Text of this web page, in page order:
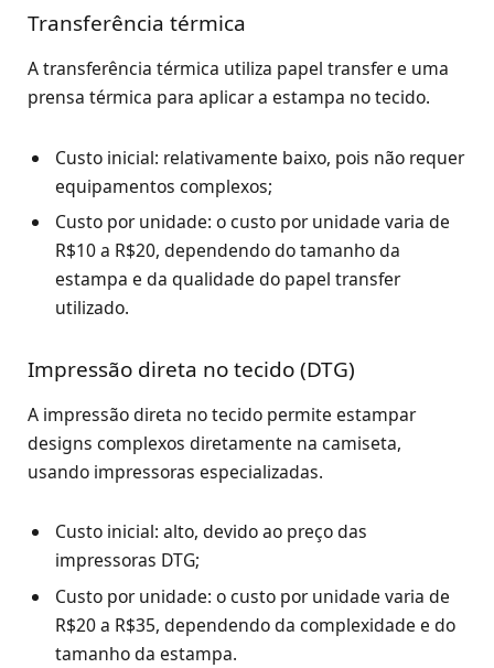
Transferência térmica
A transferência térmica utiliza papel transfer e uma
prensa térmica para aplicar a estampa no tecido.
Custo inicial: relativamente baixo, pois não requer
equipamentos complexos;
Custo por unidade: o custo por unidade varia de
R$10 a R$20, dependendo do tamanho da
estampa e da qualidade do papel transfer
utilizado.
Impressão direta no tecido (DTG)
A impressão direta no tecido permite estampar
designs complexos diretamente na camiseta,
usando impressoras especializadas.
Custo inicial: alto, devido ao preço das
impressoras DTG;
Custo por unidade: o custo por unidade varia de
R$20 a R$35, dependendo da complexidade e do
tamanho da estampa.